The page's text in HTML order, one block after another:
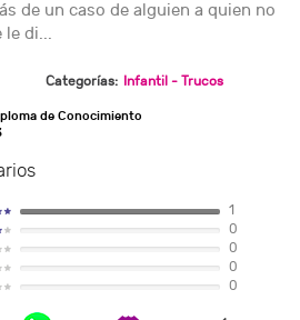
de un caso de alguien a quien no
le di...
Categorías: Infantil - Trucos
de Conocimiento
1
0
0
0
0